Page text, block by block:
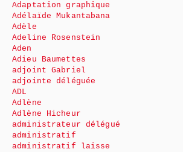
Adaptation graphique
Adélaïde Mukantabana
Adèle
Adeline Rosenstein
Aden
Adieu Baumettes
adjoint Gabriel
adjointe déléguée
ADL
Adlène
Adlène Hicheur
administrateur délégué
administratif
administratif laisse